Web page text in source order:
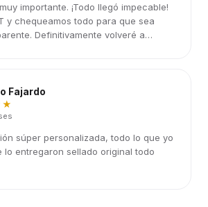
importante. ¡Todo llegó impecable!
y chequeamos todo para que sea
Definitivamente volveré a
Fajardo
súper personalizada, todo lo que yo
lo entregaron sellado original todo